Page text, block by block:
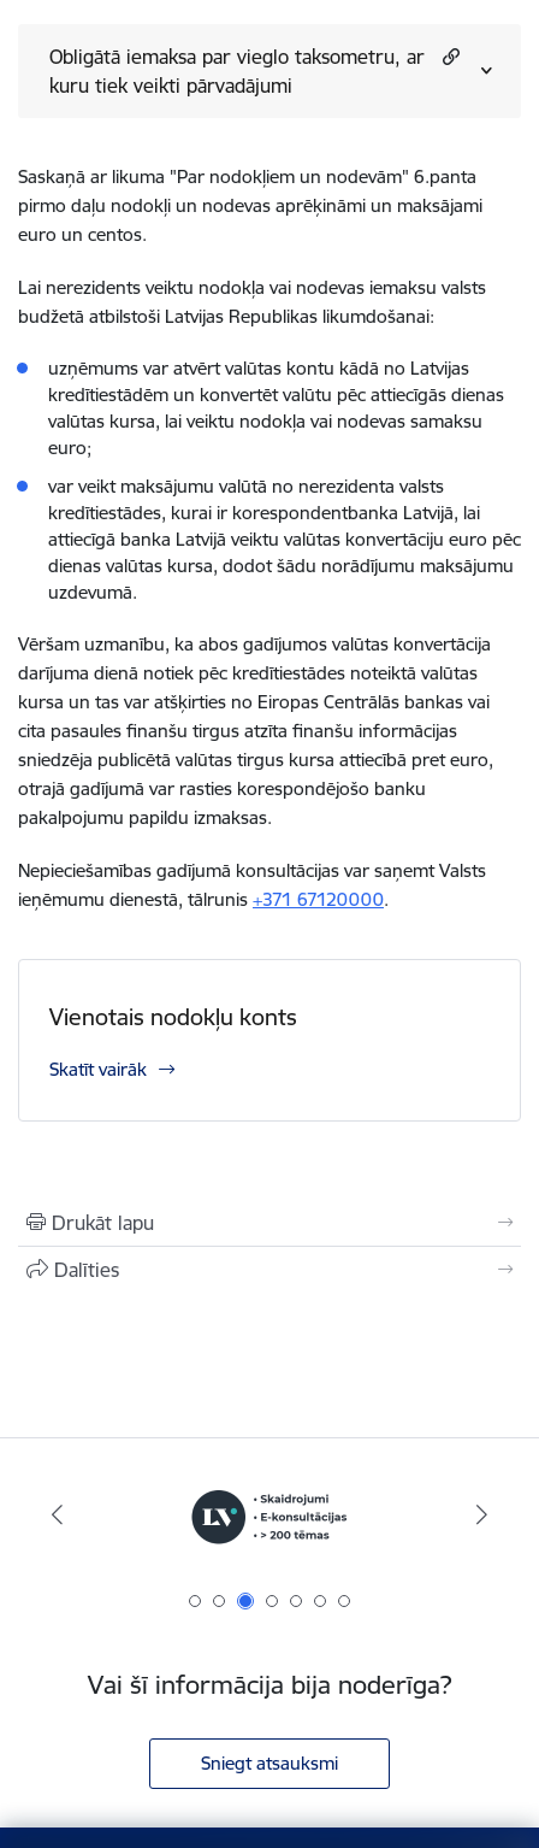
Obligātā iemaksa par vieglo taksometru, ar
kuru tiek veikti pārvadājumi
Saskaņā ar likuma "Par nodokļiem un nodevām" 6.panta
pirmo daļu nodokļi un nodevas aprēķināmi un maksājami
euro un centos.
Lai nerezidents veiktu nodokļa vai nodevas iemaksu valsts
budžetā atbilstoši Latvijas Republikas likumdošanai:
uzņēmums var atvērt valūtas kontu kādā no Latvijas
kredītiestādēm un konvertēt valūtu pēc attiecīgās dienas
valūtas kursa, lai veiktu nodokļa vai nodevas samaksu
euro;
var veikt maksājumu valūtā no nerezidenta valsts
kredītiestādes, kurai ir korespondentbanka Latvijā, lai
attiecīgā banka Latvijā veiktu valūtas konvertāciju euro pēc
dienas valūtas kursa, dodot šādu norādījumu maksājumu
uzdevumā.
Vēršam uzmanību, ka abos gadījumos valūtas konvertācija
darījuma dienā notiek pēc kredītiestādes noteiktā valūtas
kursa un tas var atšķirties no Eiropas Centrālās bankas vai
cita pasaules finanšu tirgus atzīta finanšu informācijas
sniedzēja publicētā valūtas tirgus kursa attiecībā pret euro,
otrajā gadījumā var rasties korespondējošo banku
pakalpojumu papildu izmaksas.
Nepieciešamības gadījumā konsultācijas var saņemt Valsts
ieņēmumu dienestā, tālrunis +371 67120000.
Vienotais nodokļu konts
Skatīt vairāk
Drukāt lapu
Dalīties
Vai šī informācija bija noderīga?
Sniegt atsauksmi